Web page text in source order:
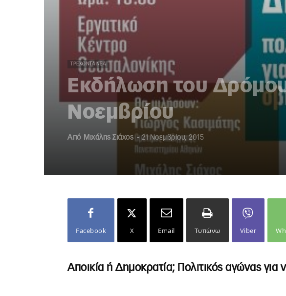
ΤΡΈΧΟΝΤΑ ΝΈΑ
Εκδήλωση του
Νοεμβρίου
Από Μιχάλης Σιάχος - 21 Νοεμβρίου, 2015
Facebook X Email Τυπώνω Viber
Αποικία ή Δημοκρατία; Πολιτικός αγώνας